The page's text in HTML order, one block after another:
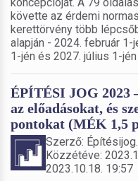
követte az érdemi
kerettörvény több
alapján - 2024. február 1-
1-jén és 2027. július 1-
ÉPÍTÉSI JOG 2023
az előadásokat, és
pontokat (MÉK 1,5
Szerző:
Közzétéve:
2023.10.18. 19:57